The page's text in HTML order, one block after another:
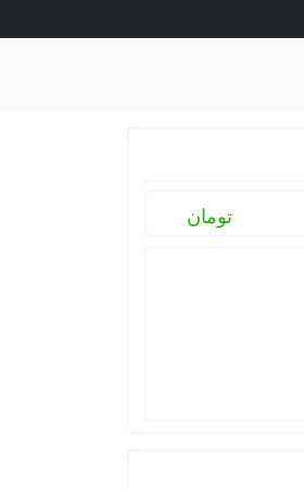
تومان